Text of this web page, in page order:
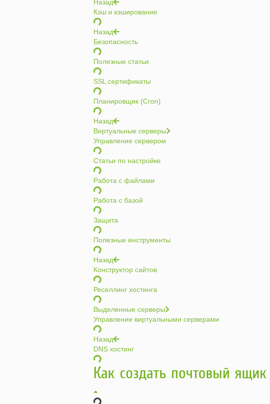
Назад
Кэш и кэширование
Назад
Безопасность
Полезные статьи
SSL сертификаты
Планировщик (Cron)
Назад
Виртуальные серверы
Управление сервером
Статьи по настройке
Работа с файлами
Работа с базой
Защита
Полезные инструменты
Назад
Конструктор сайтов
Реселлинг хостинга
Выделенные серверы
Управление виртуальными серверами
Назад
DNS хостинг
Как создать почтовый ящик